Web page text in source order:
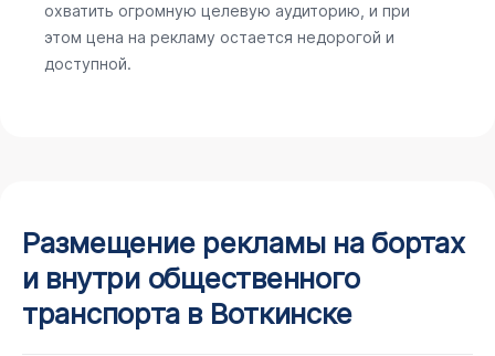
охватить огромную целевую аудиторию, и при
этом цена на рекламу остается недорогой и
доступной.
Размещение рекламы на бортах
и внутри общественного
транспорта в Воткинске